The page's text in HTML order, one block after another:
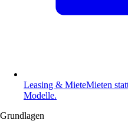
Leasing & MieteMieten
Modelle.
Grundlagen